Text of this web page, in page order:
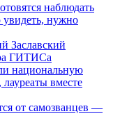
наблюдать
увидеть, нужно
Заславский
ГИТИСа
национальную
вместе
от самозванцев —